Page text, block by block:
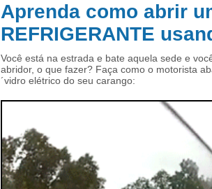
Aprenda como abrir
REFRIGERANTE
Você está na estrada e bate aquela sede e
abridor, o que fazer? Faça como o motorista
´vidro elétrico do seu carango: